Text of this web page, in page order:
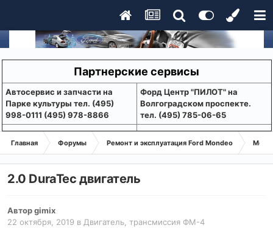
Партнерские сервисы
Aвтосервис и запчасти на
Парке культуры тел. (495)
998-0111 (495) 978-8866
Форд Центр "ПИЛОТ" на
Волгоградском проспекте.
тел. (495) 785-06-65
Главная Форумы Ремонт и эксплуатация Ford Mondeo
2.0 DuraTec двигатель
Авторgimix
22 октября, 2019 в Двигатель, трансмиссия ФМ-4